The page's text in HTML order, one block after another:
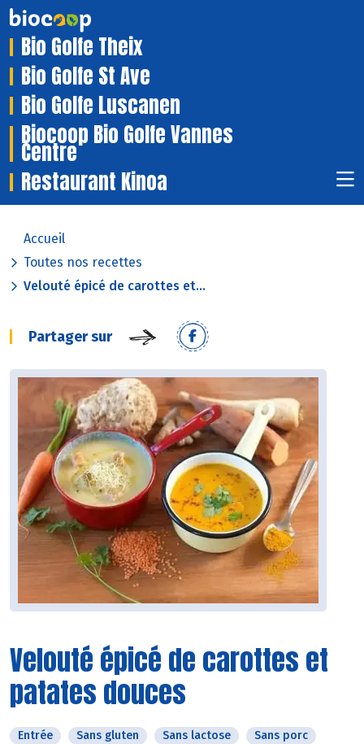
Bio Golfe Theix
Bio Golfe St Ave
Bio Golfe Luscanen
Biocoop Bio Golfe Vannes
Centre
Restaurant Kinoa
Accueil
Toutes nos recettes
Velouté épicé de carottes et...
Partager sur
Velouté épicé de carottes et
patates douces
Entrée Sans gluten Sans lactose
Sans porc